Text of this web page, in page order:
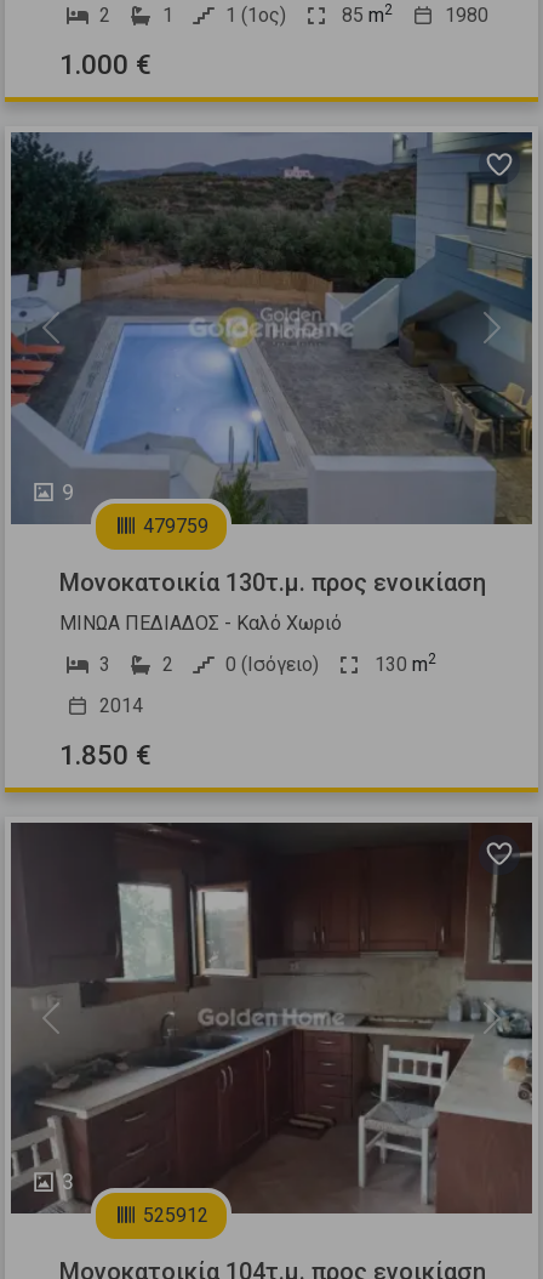
2
1 1 (1ος) 85 m2 1980
1.000 €
9
Previous Next
479759
Μονοκατοικία 130τ.μ. προς ενοικίαση
ΜΙΝΩΑ ΠΕΔΙΑΔΟΣ - Καλό Χωριό
3
2 0 (Ισόγειο) 130 m2
2014
1.850 €
3
Previous Next
525912
Μονοκατοικία 104τ.μ. προς ενοικίαση